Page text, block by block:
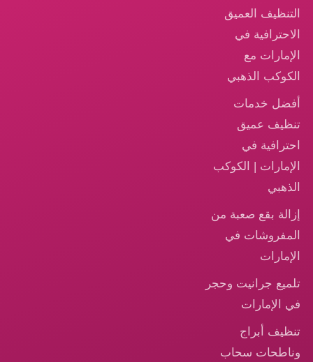
التنظيف العميق
الاحترافية في
الإمارات مع
الكوكب الذهبي
أفضل خدمات
تنظيف عميق
احترافية في
الإمارات | الكوكب
الذهبي
إزالة بقع صعبة من
المفروشات في
الإمارات
تلميع جرانيت وحجر
في الإمارات
تنظيف أبراج
وناطحات سحاب